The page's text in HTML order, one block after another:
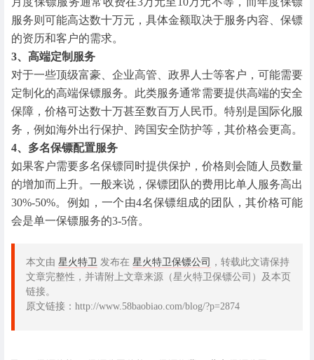
服务则可能高达数十万元，具体金额取决于服务内容、保镖
的资历和客户的需求。
3、高端定制服务
对于一些顶级富豪、企业高管、政界人士等客户，可能需要
定制化的高端保镖服务。此类服务通常需要提供高端的安全
保障，价格可达数十万甚至数百万人民币。特别是国际化服
务，例如海外出行保护、跨国安全防护等，其价格会更高。
4、多名保镖配置服务
如果客户需要多名保镖同时提供保护，价格则会随人员数量
的增加而上升。一般来说，保镖团队的费用比单人服务高出
30%-50%。例如，一个由4名保镖组成的团队，其价格可能
会是单一保镖服务的3-5倍。
本文由 星火特卫 发布在 星火特卫保镖公司
，转载此文请保持
文章完整性，并请附上文章来源（星火特卫保镖公司）及本页
链接。
原文链接：http://www.58baobiao.com/blog/?p=2874